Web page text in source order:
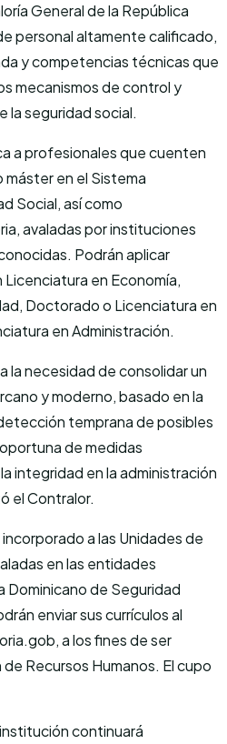
General de la República
personal altamente calificado,
y competencias técnicas que
mecanismos de control y
la seguridad social.
a profesionales que cuenten
en el Sistema
Social, así como
avaladas por instituciones
Podrán aplicar
en Economía,
Doctorado o Licenciatura en
en Administración.
la necesidad de consolidar un
y moderno, basado en la
temprana de posibles
de medidas
integridad en la administración
el Contralor.
a las Unidades de
en las entidades
de Seguridad
enviar sus currículos al
a los fines de ser
Recursos Humanos. El cupo
continuará